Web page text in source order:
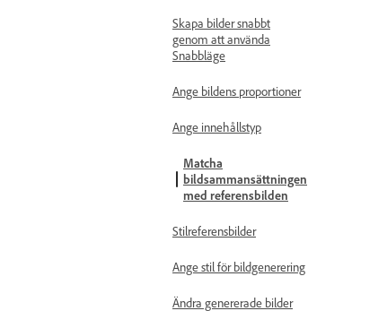
Skapa bilder snabbt
genom att använda
Snabbläge
Ange bildens proportioner
Ange innehållstyp
Matcha
bildsammansättningen
med referensbilden
Stilreferensbilder
Ange stil för bildgenerering
Ändra genererade bilder